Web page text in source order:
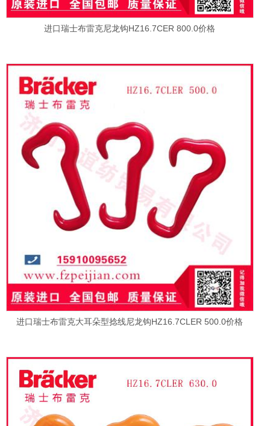
进口瑞士布雷克尼龙钩HZ16.7CER 800.0价格
进口瑞士布雷克大耳朵型捻线尼龙钩HZ16.7CLER 500.0价格